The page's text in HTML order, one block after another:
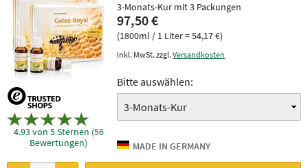
4.93 von 5 Sternen (56
Bewertungen)
3-Monats-Kur mit 3 Packungen
97,50 €
(1800ml / 1 Liter = 54,17 €)
inkl. MwSt. zzgl. Versandkosten
Bitte auswählen: